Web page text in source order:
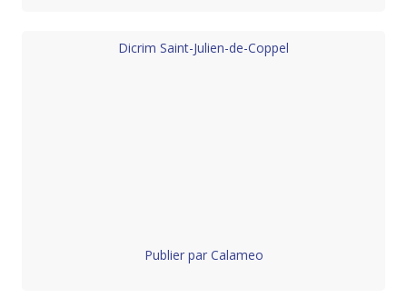
Dicrim Saint-Julien-de-Coppel
Publier par Calameo